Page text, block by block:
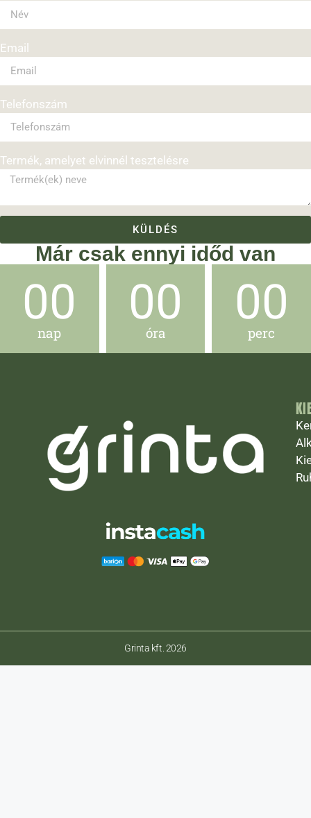
Email
Telefonszám
Termék, amelyet elvinnél tesztelésre
KÜLDÉS
Már csak ennyi időd van
00
nap
00
óra
00
perc
Grinta kft. 2026